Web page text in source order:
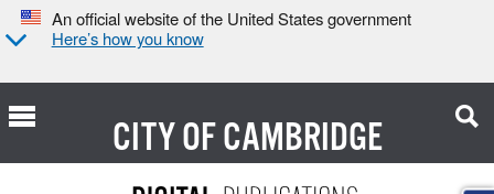
An official website of the United States government
Here’s how you know
CITY OFCAMBRIDGE